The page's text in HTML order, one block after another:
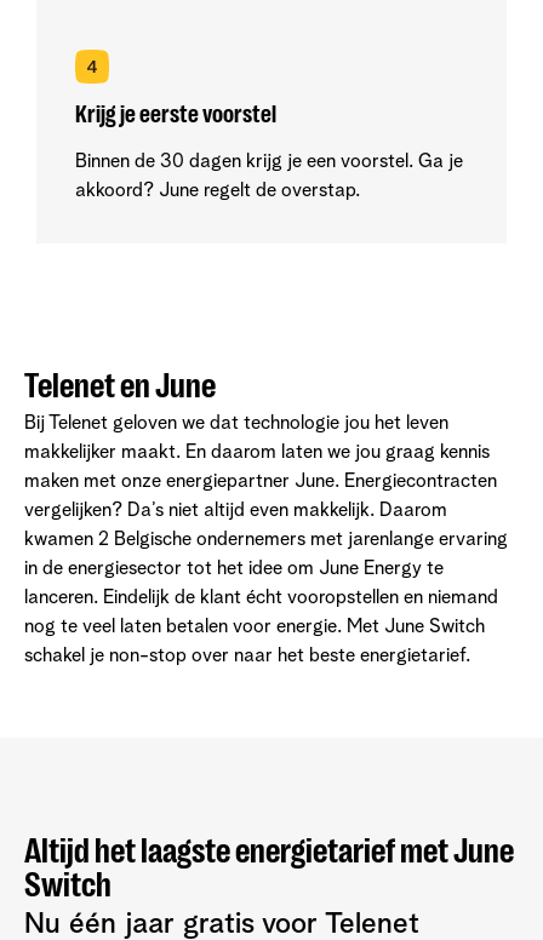
Krijg je eerste voorstel
Binnen de 30 dagen krijg je een voorstel. Ga je
akkoord? June regelt de overstap.
Telenet en June
Bij Telenet geloven we dat technologie jou het leven
makkelijker maakt. En daarom laten we jou graag kennis
maken met onze energiepartner June. Energiecontracten
vergelijken? Da’s niet altijd even makkelijk. Daarom
kwamen 2 Belgische ondernemers met jarenlange ervaring
in de energiesector tot het idee om June Energy te
lanceren. Eindelijk de klant écht vooropstellen en niemand
nog te veel laten betalen voor energie. Met June Switch
schakel je non-stop over naar het beste energietarief.
Altijd het laagste energietarief met June
Switch
Nu één jaar gratis voor Telenet